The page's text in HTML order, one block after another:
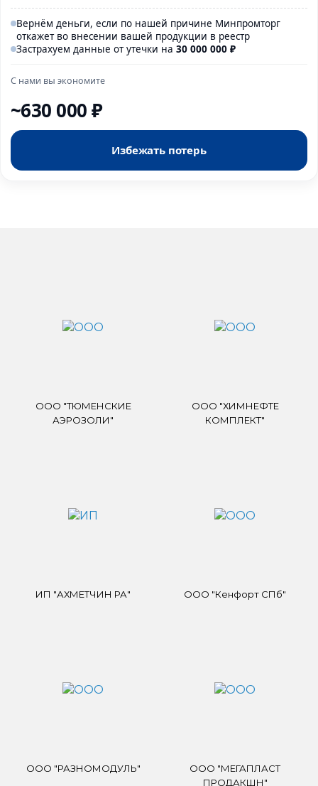
Вернём деньги, если по нашей причине Минпромторг
откажет во внесении вашей продукции в реестр
Застрахуем данные от утечки на 30 000 000 ₽
С нами вы экономите
~630 000 ₽
Избежать потерь
ООО "ТЮМЕНСКИЕ
АЭРОЗОЛИ"
ООО "ХИМНЕФТЕ
КОМПЛЕКТ"
ИП "АХМЕТЧИН РА" ООО "Кенфорт СПб"
ООО "РАЗНОМОДУЛЬ"
ООО "МЕГАПЛАСТ
ПРОДАКШН"